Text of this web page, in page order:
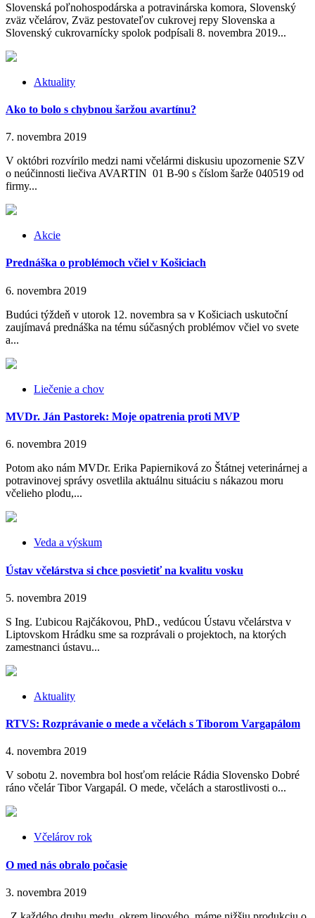
Slovenská poľnohospodárska a potravinárska komora, Slovenský
zväz včelárov, Zväz pestovateľov cukrovej repy Slovenska a
Slovenský cukrovarnícky spolok podpísali 8. novembra 2019...
Aktuality
Ako to bolo s chybnou šaržou avartínu?
7. novembra 2019
V októbri rozvírilo medzi nami včelármi diskusiu upozornenie SZV
o neúčinnosti liečiva AVARTIN 01 B-90 s číslom šarže 040519 od
firmy...
Akcie
Prednáška o problémoch včiel v Košiciach
6. novembra 2019
Budúci týždeň v utorok 12. novembra sa v Košiciach uskutoční
zaujímavá prednáška na tému súčasných problémov včiel vo svete
a...
Liečenie a chov
MVDr. Ján Pastorek: Moje opatrenia proti MVP
6. novembra 2019
Potom ako nám MVDr. Erika Papierniková zo Štátnej veterinárnej a
potravinovej správy osvetlila aktuálnu situáciu s nákazou moru
včelieho plodu,...
Veda a výskum
Ústav včelárstva si chce posvietiť na kvalitu vosku
5. novembra 2019
S Ing. Ľubicou Rajčákovou, PhD., vedúcou Ústavu včelárstva v
Liptovskom Hrádku sme sa rozprávali o projektoch, na ktorých
zamestnanci ústavu...
Aktuality
RTVS: Rozprávanie o mede a včelách s Tiborom Vargapálom
4. novembra 2019
V sobotu 2. novembra bol hosťom relácie Rádia Slovensko Dobré
ráno včelár Tibor Vargapál. O mede, včelách a starostlivosti o...
Včelárov rok
O med nás obralo počasie
3. novembra 2019